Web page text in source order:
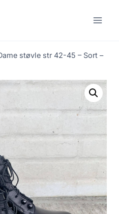
støvle str 42-45 – Sort –